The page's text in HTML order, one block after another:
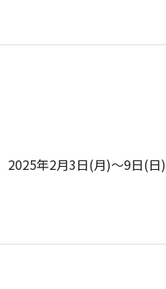
2025年2月3日(月)〜9日(日)